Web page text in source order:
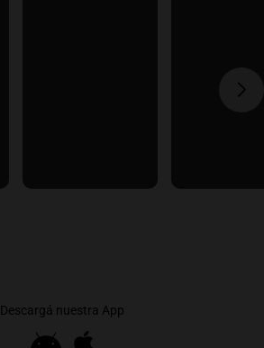
Descargá nuestra App